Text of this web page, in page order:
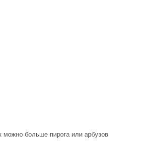
можно больше пирога или арбузов